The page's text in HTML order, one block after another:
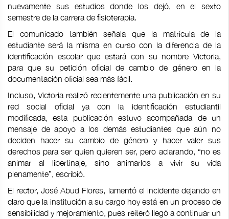
nuevamente sus estudios donde los dejó, en el sexto
semestre de la carrera de fisioterapia.
El comunicado también señala que la matrícula de la
estudiante será la misma en curso con la diferencia de la
identificación escolar que estará con su nombre Victoria,
para que su petición oficial de cambio de género en la
documentación oficial sea más fácil.
Incluso, Victoria realizó recientemente una publicación en su
red social oficial ya con la identificación estudiantil
modificada, esta publicación estuvo acompañada de un
mensaje de apoyo a los demás estudiantes que aún no
deciden hacer su cambio de género y hacer valer sus
derechos para ser quien quieren ser, pero aclarando, “no es
animar al libertinaje, sino animarlos a vivir su vida
plenamente”, escribió.
El rector, José Abud Flores, lamentó el incidente dejando en
claro que la institución a su cargo hoy está en un proceso de
sensibilidad y mejoramiento, pues reiteró llegó a continuar un